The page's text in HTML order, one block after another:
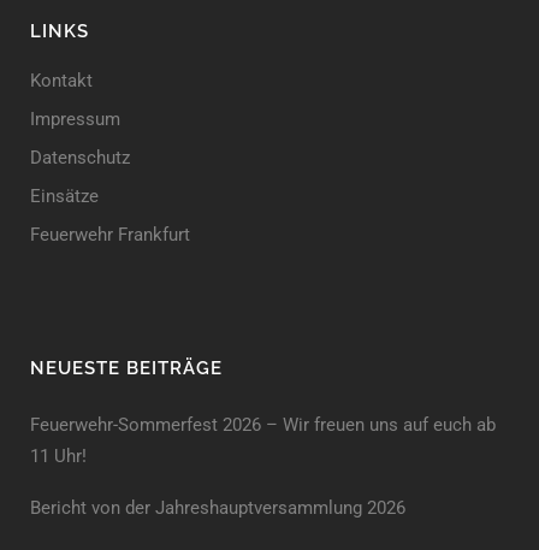
LINKS
Kontakt
Impressum
Datenschutz
Einsätze
Feuerwehr Frankfurt
NEUESTE BEITRÄGE
Feuerwehr-Sommerfest 2026 – Wir freuen uns auf euch ab
11 Uhr!
Bericht von der Jahreshauptversammlung 2026